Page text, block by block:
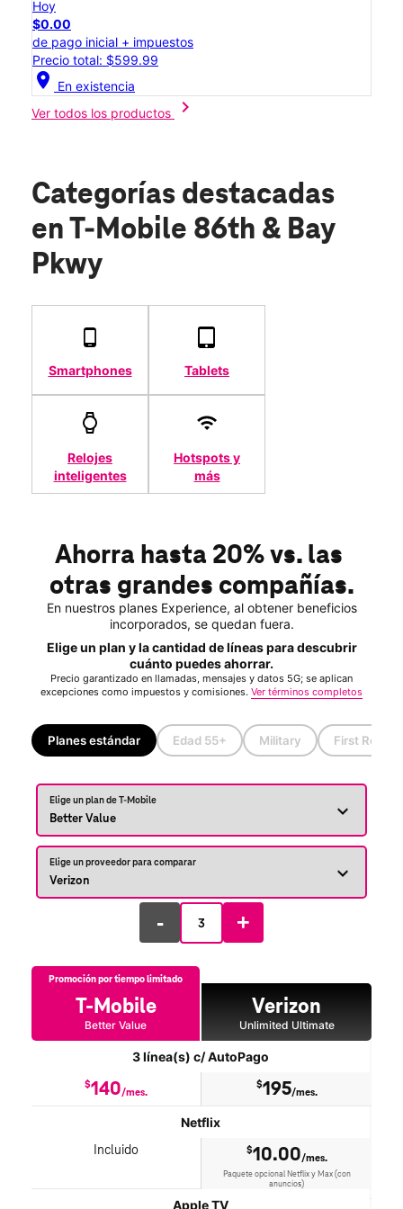
Hoy
$0.00
de pago inicial + impuestos
Precio total: $599.99
location_on En existencia
Ver todos los productos
chevron_right
Categorías destacadas
en T-Mobile 86th & Bay
Pkwy
Smartphones Tablets
Relojes
inteligentes
Hotspots y
más